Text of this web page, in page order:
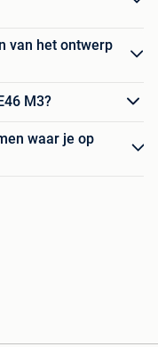
van het ontwerp
M3?
waar je op